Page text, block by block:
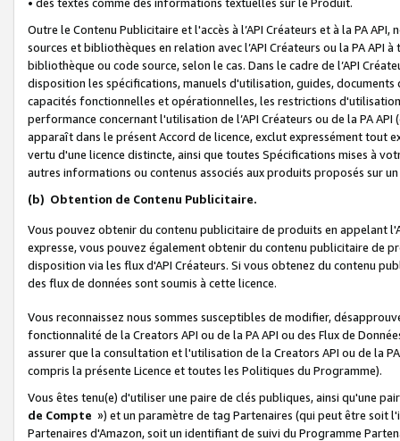
Outre le Contenu Publicitaire et l'accès à l’API Créateurs et à la PA
sources et bibliothèques en relation avec l’API Créateurs ou la PA
bibliothèque ou code source, selon le cas. Dans le cadre de l’API
disposition les spécifications, manuels d'utilisation, guides,
capacités fonctionnelles et opérationnelles, les restrictions
performance concernant l'utilisation de l’API Créateurs ou de la PA
apparaît dans le présent Accord de licence, exclut expressément tout
vertu d'une licence distincte, ainsi que toutes Spécifications mises à
autres informations ou contenus associés aux produits proposés sur
(b) Obtention de Contenu Publicitaire.
Vous pouvez obtenir du contenu publicitaire de produits en appelant
expresse, vous pouvez également obtenir du contenu publicitaire de
disposition via les flux d'API Créateurs. Si vous obtenez du contenu
des flux de données sont soumis à cette licence.
Vous reconnaissez nous sommes susceptibles de modifier,
fonctionnalité de la Creators API ou de la PA API ou des Flux de
assurer que la consultation et l'utilisation de la Creators API ou de la
compris la présente Licence et toutes les Politiques du Programme).
Vous êtes tenu(e) d'utiliser une paire de clés publiques, ainsi qu'une
de Compte ») et un paramètre de tag Partenaires (qui peut être soit
Partenaires d'Amazon, soit un identifiant de suivi du Programme